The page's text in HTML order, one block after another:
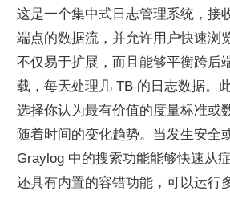
这是一个集中式日志管理系统，接
端点的数据流，并允许用户快速浏
不仅易于扩展，而且能够平衡跨后
载，每天处理几 TB 的日志数据。
选择你认为最有价值的度量标准或
随着时间的变化趋势。当发生安全
Graylog 中的搜索功能能够快速从
还具有内置的容错功能，可以运行